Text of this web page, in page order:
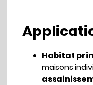
Habitat
maisons